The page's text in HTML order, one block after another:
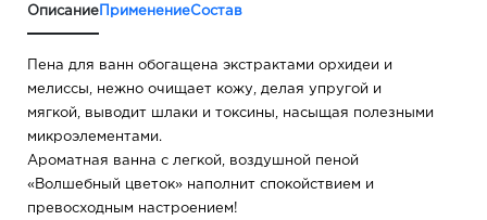
Описание ПрименениеСостав
Пена для ванн обогащена экстрактами орхидеи и
мелиссы, нежно очищает кожу, делая упругой и
мягкой, выводит шлаки и токсины, насыщая полезными
микроэлементами.
Ароматная ванна с легкой, воздушной пеной
«Волшебный цветок» наполнит спокойствием и
превосходным настроением!